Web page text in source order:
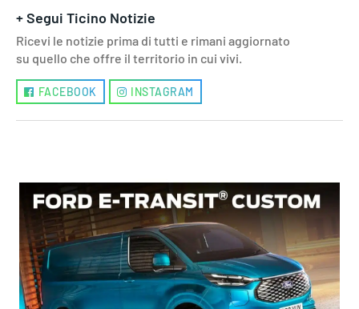
+ Segui Ticino Notizie
Ricevi le notizie prima di tutti e rimani aggiornato
su quello che offre il territorio in cui vivi.
FACEBOOK INSTAGRAM